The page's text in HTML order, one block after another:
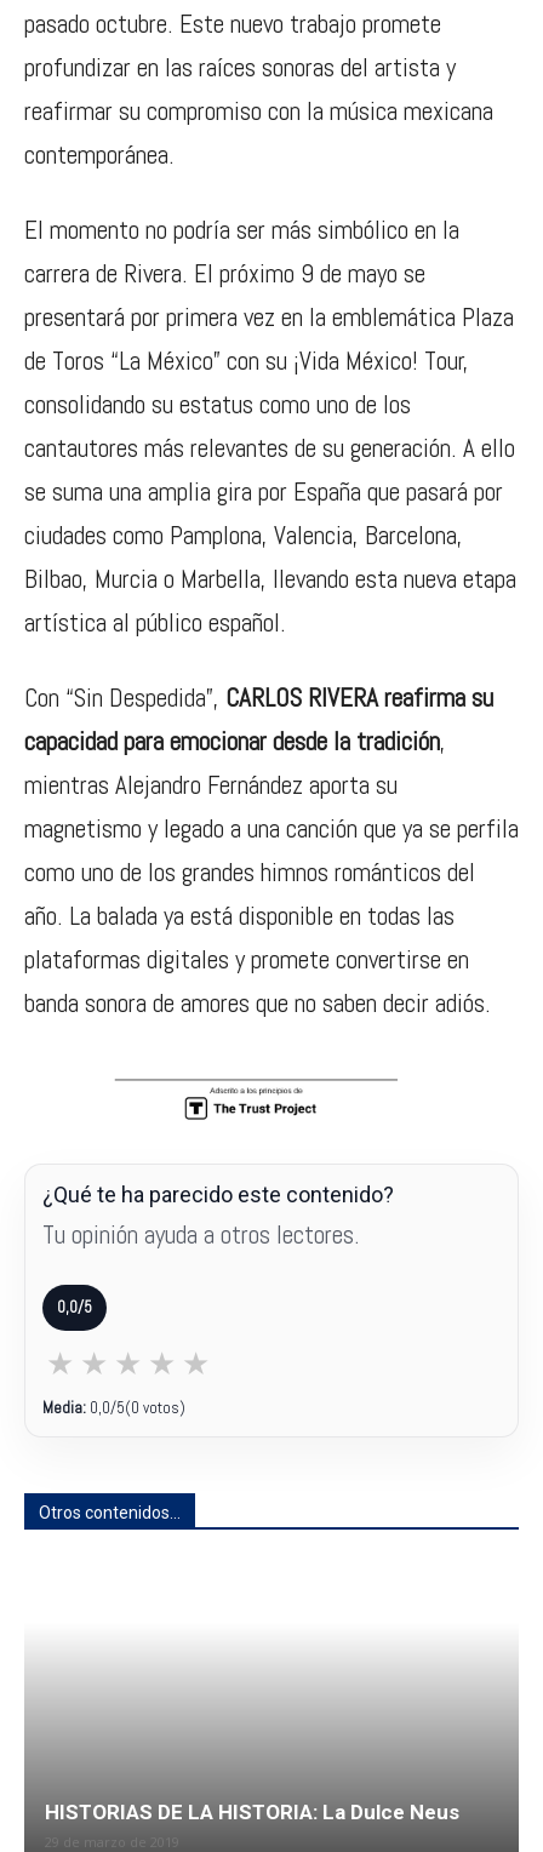
pasado octubre. Este nuevo trabajo promete
profundizar en las raíces sonoras del artista y
reafirmar su compromiso con la música mexicana
contemporánea.
El momento no podría ser más simbólico en la
carrera de Rivera. El próximo 9 de mayo se
presentará por primera vez en la emblemática Plaza
de Toros “La México” con su ¡Vida México! Tour,
consolidando su estatus como uno de los
cantautores más relevantes de su generación. A ello
se suma una amplia gira por España que pasará por
ciudades como Pamplona, Valencia, Barcelona,
Bilbao, Murcia o Marbella, llevando esta nueva etapa
artística al público español.
Con “Sin Despedida”, CARLOS RIVERA reafirma su
capacidad para emocionar desde la tradición,
mientras Alejandro Fernández aporta su
magnetismo y legado a una canción que ya se perfila
como uno de los grandes himnos románticos del
año. La balada ya está disponible en todas las
plataformas digitales y promete convertirse en
banda sonora de amores que no saben decir adiós.
¿Qué te ha parecido este contenido?
Tu opinión ayuda a otros lectores.
0,0/5
★ ★ ★ ★ ★
Media: 0,0/5(0 votos)
Otros contenidos...
HISTORIAS DE LA HISTORIA: La Dulce Neus
29 de marzo de 2019